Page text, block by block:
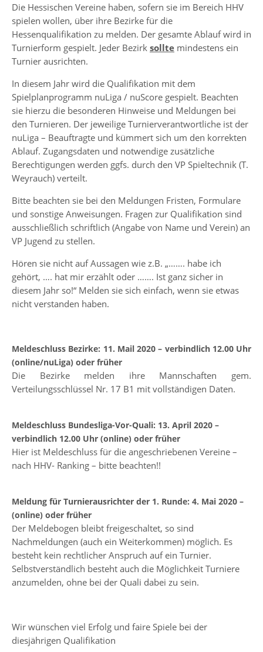
Die Hessischen Vereine haben, sofern sie im Bereich HHV
spielen wollen, über ihre Bezirke für die
Hessenqualifikation zu melden. Der gesamte Ablauf wird in
Turnierform gespielt. Jeder Bezirk sollte mindestens ein
Turnier ausrichten.
In diesem Jahr wird die Qualifikation mit dem
Spielplanprogramm nuLiga / nuScore gespielt. Beachten
sie hierzu die besonderen Hinweise und Meldungen bei
den Turnieren. Der jeweilige Turnierverantwortliche ist der
nuLiga – Beauftragte und kümmert sich um den korrekten
Ablauf. Zugangsdaten und notwendige zusätzliche
Berechtigungen werden ggfs. durch den VP Spieltechnik (T.
Weyrauch) verteilt.
Bitte beachten sie bei den Meldungen Fristen, Formulare
und sonstige Anweisungen. Fragen zur Qualifikation sind
ausschließlich schriftlich (Angabe von Name und Verein) an
VP Jugend zu stellen.
Hören sie nicht auf Aussagen wie z.B. „……. habe ich
gehört, …. hat mir erzählt oder ……. Ist ganz sicher in
diesem Jahr so!“ Melden sie sich einfach, wenn sie etwas
nicht verstanden haben.
Meldeschluss Bezirke: 11. Mail 2020 – verbindlich 12.00 Uhr
(online/nuLiga) oder früher
Die Bezirke melden ihre Mannschaften gem.
Verteilungsschlüssel Nr. 17 B1 mit vollständigen Daten.
Meldeschluss Bundesliga-Vor-Quali: 13. April 2020 –
verbindlich 12.00 Uhr (online) oder früher
Hier ist Meldeschluss für die angeschriebenen Vereine –
nach HHV- Ranking – bitte beachten!!
Meldung für Turnierausrichter der 1. Runde: 4. Mai 2020 –
(online) oder früher
Der Meldebogen bleibt freigeschaltet, so sind
Nachmeldungen (auch ein Weiterkommen) möglich. Es
besteht kein rechtlicher Anspruch auf ein Turnier.
Selbstverständlich besteht auch die Möglichkeit Turniere
anzumelden, ohne bei der Quali dabei zu sein.
Wir wünschen viel Erfolg und faire Spiele bei der
diesjährigen Qualifikation